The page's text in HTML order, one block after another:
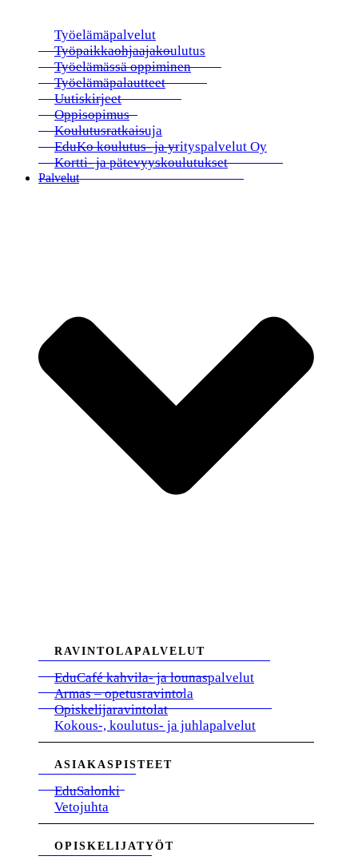
Työelämäpalvelut
Työpaikkaohjaajakoulutus
Työelämässä oppiminen
Työelämäpalautteet
Uutiskirjeet
Oppisopimus
Koulutusratkaisuja
EduKo koulutus- ja yrityspalvelut Oy
Kortti- ja pätevyyskoulutukset
Palvelut
RAVINTOLAPALVELUT
EduCafé kahvila- ja lounaspalvelut
Armas – opetusravintola
Opiskelijaravintolat
Kokous-, koulutus- ja juhlapalvelut
ASIAKASPISTEET
EduSalonki
Vetojuhta
OPISKELIJATYÖT